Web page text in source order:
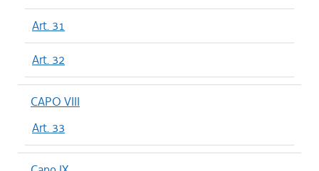
Art. 31
Art. 32
CAPO VIII
Art. 33